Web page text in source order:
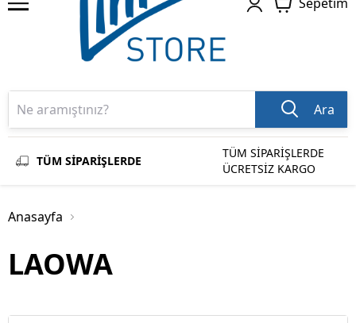
Ara
TÜM SİPARİŞLERDE
TÜM SİPARİŞLERDE
ÜCRETSİZ KARGO
Anasayfa
LAOWA